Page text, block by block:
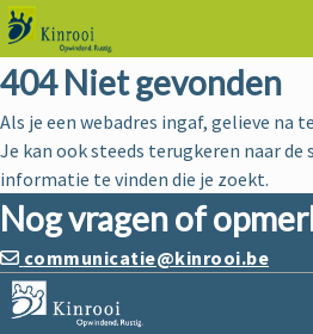
404 Niet gevonden
Als je een webadres ingaf, gelieve na
Je kan ook steeds terugkeren naar de
informatie te vinden die je zoekt.
Nog vragen of
communicatie@kinrooi.be